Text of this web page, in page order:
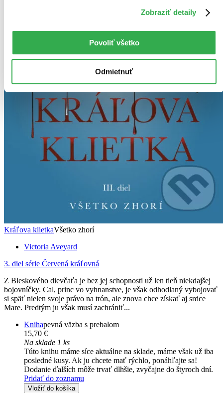
Zobraziť detaily
Povoliť všetko
Odmietnuť
Kráľova klietkaVšetko zhorí
Victoria Aveyard
3. diel série Červená kráľovná
Z Bleskového dievčaťa je bez jej schopnosti už len tieň niekdajšej
bojovníčky. Cal, princ vo vyhnanstve, je však odhodlaný vybojovať
si späť nielen svoje právo na trón, ale znova chce získať aj srdce
Mare. Predtým ju však musí zachrániť...
Knihapevná väzba s prebalom
15,70 €
Na sklade 1 ks
Túto knihu máme síce aktuálne na sklade, máme však už iba
posledné kusy. Ak ju chcete mať rýchlo, ponáhľajte sa!
Dodanie ďalších môže trvať dlhšie, zvyčajne do štyroch dní.
Pridať do zoznamu
Vložiť do košíka